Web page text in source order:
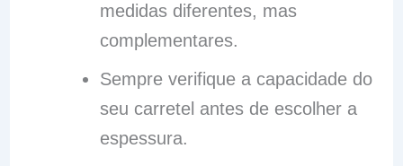
medidas diferentes, mas
complementares.
Sempre verifique a capacidade do
seu carretel antes de escolher a
espessura.